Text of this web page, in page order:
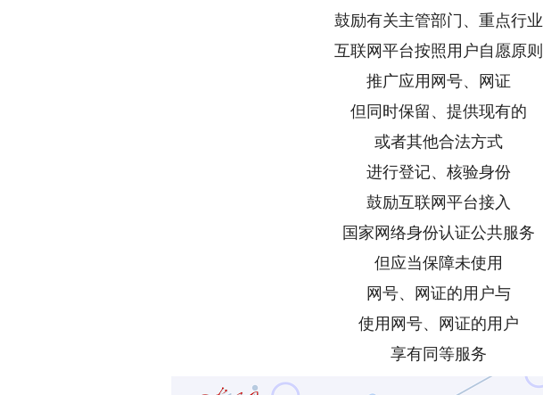
鼓励有关主管部门、重点行业
互联网平台按照用户自愿原则
推广应用网号、网证
但同时保留、提供现有的
或者其他合法方式
进行登记、核验身份
鼓励互联网平台接入
国家网络身份认证公共服务
但应当保障未使用
网号、网证的用户与
使用网号、网证的用户
享有同等服务